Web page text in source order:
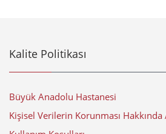
Kalite Politikası
Büyük Anadolu Hastanesi
Kişisel Verilerin Korunması